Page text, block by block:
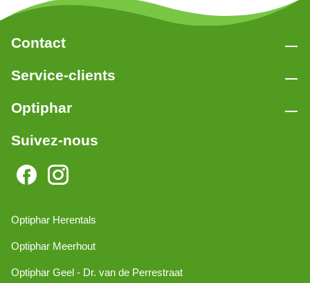
Contact
Service-clients
Optiphar
Suivez-nous
Optiphar Herentals
Optiphar Meerhout
Optiphar Geel - Dr. van de Perrestraat